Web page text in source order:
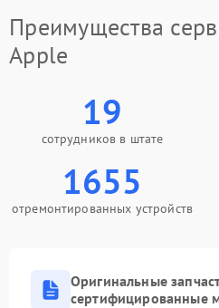
Преимущества
Apple
19
сотрудников в штате
1655
отремонтированных устройств
Оригинальные
сертифицированные